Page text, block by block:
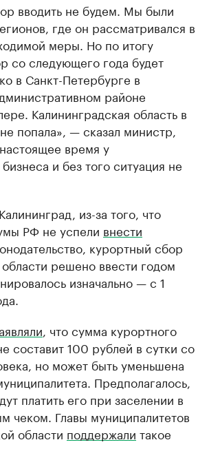
вводить не будем. Мы были
где он рассматривался в
меры. Но по итогу
со следующего года будет
в Санкт-Петербурге в
районе
Калининградская область в
попала», — сказал министр,
время у
и без того ситуация не
из-за того, что
РФ не успели внести
курортный сбор
области решено ввести годом
изначально — с 1
, что сумма курортного
составит 100 рублей в сутки со
но может быть уменьшена
Предполагалось,
платить его при заселении в
чеком. Главы муниципалитетов
области поддержали такое